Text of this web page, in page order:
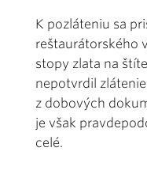
K pozláteniu sa
reštaurátorského
stopy zlata na
nepotvrdil
z dobových
je však
celé.